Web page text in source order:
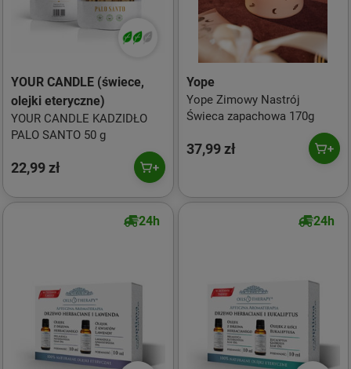
YOUR CANDLE (świece,
olejki eteryczne)
YOUR CANDLE KADZIDŁO
PALO SANTO 50 g
22,99 zł
Yope
Yope Zimowy Nastrój
Świeca zapachowa 170g
37,99 zł
24h 24h